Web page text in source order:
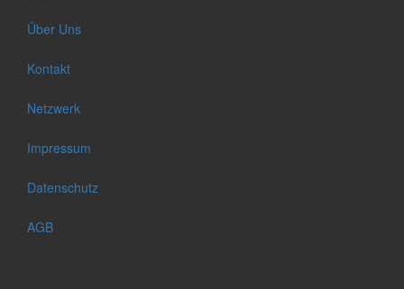
Über Uns
Kontakt
Netzwerk
Impressum
Datenschutz
AGB